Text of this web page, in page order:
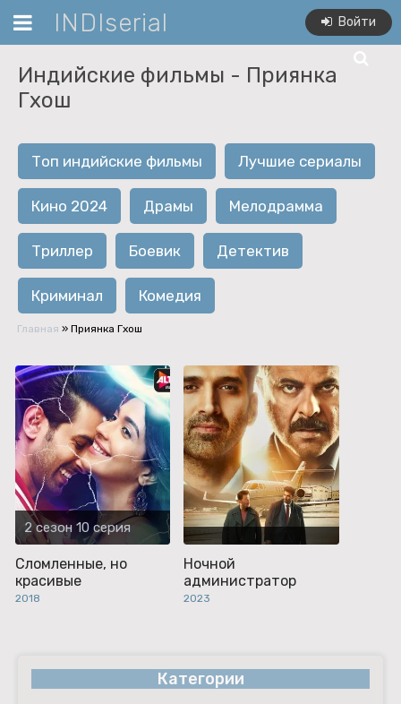
INDIserial Войти
Индийские фильмы - Приянка
Гхош
Топ индийские фильмы Лучшие сериалы
Кино 2024 Драмы Мелодрамма
Триллер Боевик Детектив
Криминал Комедия
Главная » Приянка Гхош
2 сезон 10 серия
Сломленные, но
красивые
2018
Ночной
администратор
2023
Категории